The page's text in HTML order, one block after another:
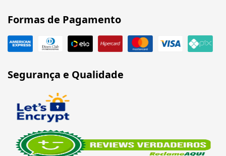
Formas de Pagamento
Segurança e Qualidade